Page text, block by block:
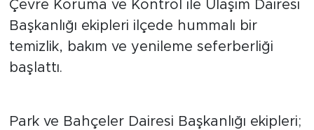
Çevre Koruma ve Kontrol ile Ulaşım Dairesi
Başkanlığı ekipleri ilçede hummalı bir
temizlik, bakım ve yenileme seferberliği
başlattı.
Park ve Bahçeler Dairesi Başkanlığı ekipleri;